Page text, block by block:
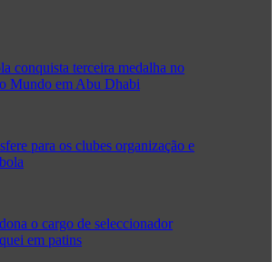
conquista terceira medalha no
Mundo em Abu Dhabi
para os clubes organização e
o cargo de seleccionador
em patins